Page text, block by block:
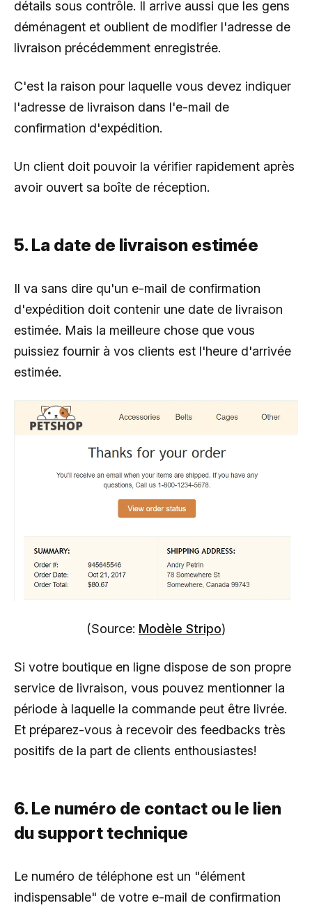
détails sous contrôle. Il arrive aussi que les gens
déménagent et oublient de modifier l'adresse de
livraison précédemment enregistrée.
C'est la raison pour laquelle vous devez indiquer
l'adresse de livraison dans l'e-mail de
confirmation d'expédition.
Un client doit pouvoir la vérifier rapidement après
avoir ouvert sa boîte de réception.
5. La date de livraison estimée
Il va sans dire qu'un e-mail de confirmation
d'expédition doit contenir une date de livraison
estimée. Mais la meilleure chose que vous
puissiez fournir à vos clients est l'heure d'arrivée
estimée.
(Source: Modèle Stripo)
Si votre boutique en ligne dispose de son propre
service de livraison, vous pouvez mentionner la
période à laquelle la commande peut être livrée.
Et préparez-vous à recevoir des feedbacks très
positifs de la part de clients enthousiastes!
6. Le numéro de contact ou le lien
du support technique
Le numéro de téléphone est un "élément
indispensable" de votre e-mail de confirmation